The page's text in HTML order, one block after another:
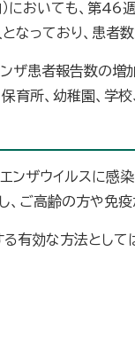
においても、第
っており、患者数
ザ患者報告数の増
育所、幼稚園、学
ンザウイルスに感
、ご高齢の方や免
有効な方法として